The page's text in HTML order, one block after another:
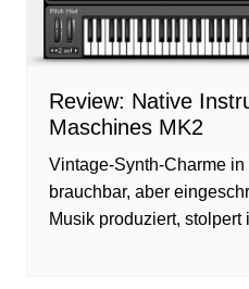
Review: Native
Maschines MK2
Vintage-Synth-Charme in
brauchbar, aber
Musik produziert,